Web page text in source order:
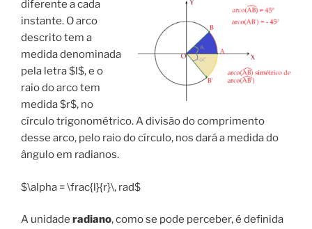
diferente a cada
instante. O arco
descrito tem a
medida denominada
pela letra $l$, e o
raio do arco tem
medida $r$, no
círculo trigonométrico. A divisão do comprimento
desse arco, pelo raio do círculo, nos dará a medida do
ângulo em radianos.
$\alpha = \frac{l}{r}\, rad$
A unidade radiano, como se pode perceber, é definida